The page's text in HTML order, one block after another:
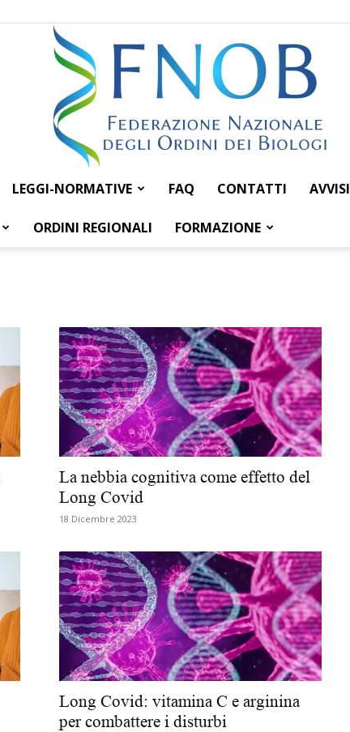
Federazione
Nazionale
degli
dei
LEGGI-NORMATIVE FAQ CONTATTI AVVISI
ORDINI REGIONALI FORMAZIONE
La nebbia cognitiva come effetto del
Long Covid
18 Dicembre 2023
Long Covid: vitamina C e arginina
per combattere i disturbi